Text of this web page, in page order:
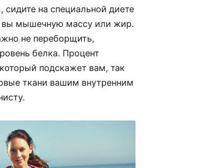
на специальной диете
вы мышечную массу или жир.
не переборщить,
белка. Процент
подскажет вам, так
ткани вашим внутренним